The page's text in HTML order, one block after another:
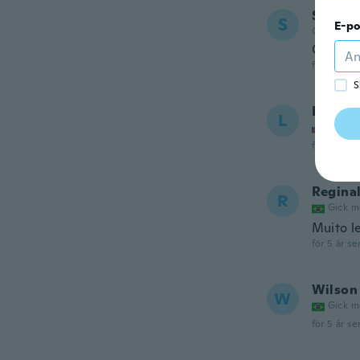
S Gick med
Great
för 5 år
L Livia
Gick
för 5 år sen
R Gick
Muito
för 5 år
W Wilson
Gick
för 5 år
E-